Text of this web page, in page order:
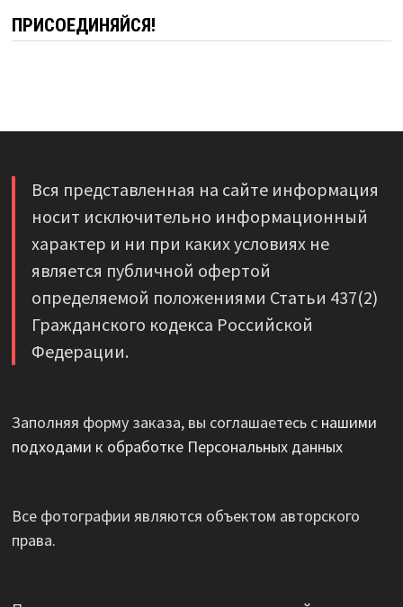
ПРИСОЕДИНЯЙСЯ!
Вся представленная на сайте информация
носит исключительно информационный
характер и ни при каких условиях не
является публичной офертой
определяемой положениями Статьи 437(2)
Гражданского кодекса Российской
Федерации.
Заполняя форму заказа, вы соглашаетесь с нашими
подходами к обработке Персональных данных
Все фотографии являются объектом авторского
права.